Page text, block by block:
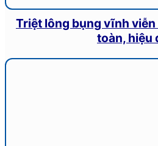
Triệt lông bụng vĩnh
toàn, hiệu